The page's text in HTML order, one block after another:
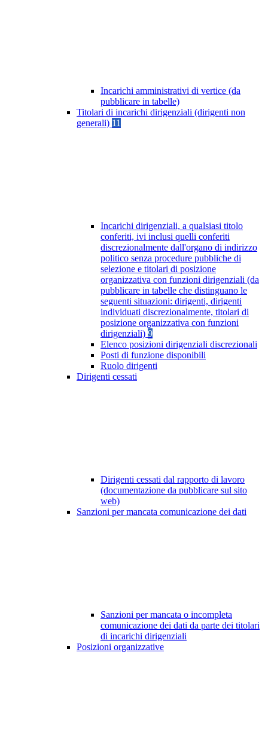
Incarichi amministrativi di vertice (da
pubblicare in tabelle)
Titolari di incarichi dirigenziali (dirigenti non
generali) 11
Incarichi dirigenziali, a qualsiasi titolo
conferiti, ivi inclusi quelli conferiti
discrezionalmente dall'organo di indirizzo
politico senza procedure pubbliche di
selezione e titolari di posizione
organizzativa con funzioni dirigenziali (da
pubblicare in tabelle che distinguano le
seguenti situazioni: dirigenti, dirigenti
individuati discrezionalmente, titolari di
posizione organizzativa con funzioni
dirigenziali) 9
Elenco posizioni dirigenziali discrezionali
Posti di funzione disponibili
Ruolo dirigenti
Dirigenti cessati
Dirigenti cessati dal rapporto di lavoro
(documentazione da pubblicare sul sito
web)
Sanzioni per mancata comunicazione dei dati
Sanzioni per mancata o incompleta
comunicazione dei dati da parte dei titolari
di incarichi dirigenziali
Posizioni organizzative